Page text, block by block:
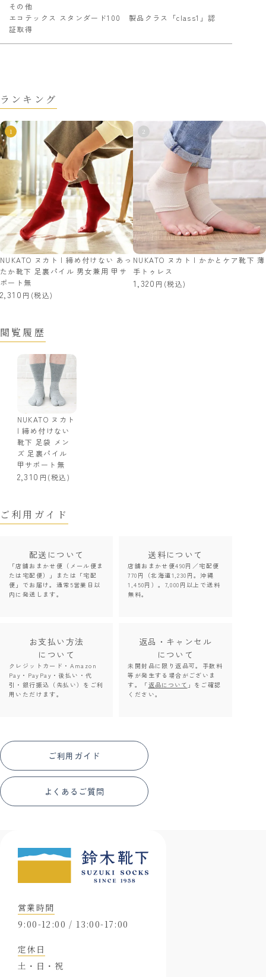
その他
エコテックス スタンダード100 製品クラス「class1」認
証取得
ランキング
NUKATO ヌカト | 締め付けない あっ
たか靴下 足裏パイル 男女兼用 甲サ
ポート無
2,310 (税込)
NUKATO ヌカト | かかとケア靴下 薄
手トゥレス
1,320 (税込)
閲覧履歴
NUKATO ヌカト
| 締め付けない
靴下 足袋 メン
ズ 足裏パイル
甲サポート無
2,310 (税込)
ご利用ガイド
配送について
「店舗おまかせ便（メール便ま
たは宅配便）」または「宅配
便」でお届け。通常5営業日以
内に発送します。
送料について
店舗おまかせ便490円／宅配便
770円（北海道1,230円。沖縄
1,450円）。7,000円以上で送料
無料。
お支払い方法
について
クレジットカード・Amazon
Pay・PayPay・後払い・代
引・銀行振込（先払い）をご利
用いただけます。
返品・キャンセル
について
未開封品に限り返品可。手数料
等が発生する場合がございま
す。「返品について 」をご確認
ください。
ご利用ガイド
よくあるご質問
営業時間
9:00-12:00 / 13:00-17:00
定休日
土・日・祝